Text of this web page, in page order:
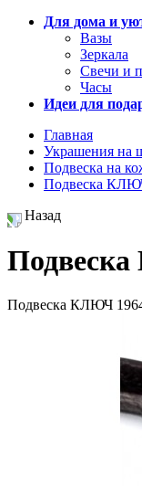
Для дома и
Вазы
Зеркала
Свечи и
Часы
Идеи для
Главная
Украшения на
Подвеска на
Подвеска
Назад
Подвеска КЛЮЧ